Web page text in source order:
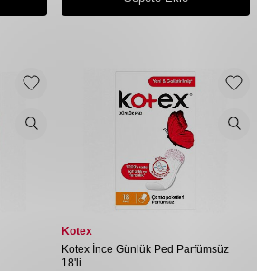
Kotex
Kotex İnce Günlük Ped Parfümsüz
18'li